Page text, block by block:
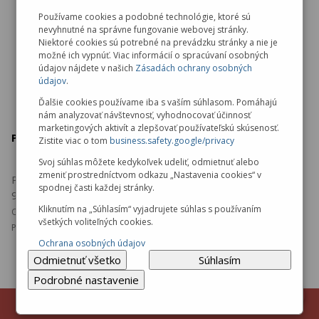
Používame cookies a podobné technológie, ktoré sú
nevyhnutné na správne fungovanie webovej stránky.
Niektoré cookies sú potrebné na prevádzku stránky a nie je
možné ich vypnúť. Viac informácií o spracúvaní osobných
údajov nájdete v našich Zásadách ochrany osobných
údajov.
Ďalšie cookies používame iba s vaším súhlasom. Pomáhajú
nám analyzovať návštevnosť, vyhodnocovať účinnosť
marketingových aktivít a zlepšovať používateľskú skúsenosť.
Zistite viac o tom business.safety.google/privacy
Svoj súhlas môžete kedykoľvek udeliť, odmietnuť alebo
zmeniť prostredníctvom odkazu „Nastavenia cookies“ v
spodnej časti každej stránky.
Kliknutím na „Súhlasím“ vyjadrujete súhlas s používaním
všetkých voliteľných cookies.
Ochrana osobných údajov
Odmietnuť všetko
Súhlasím
Podrobné nastavenie
Ochrana osobných údajov
Predajňa v Malackách
Pezinská 5103
901 01 Malacky
Otváracie hodiny:
Pondelok - Piatok: 08:00 - 16:30